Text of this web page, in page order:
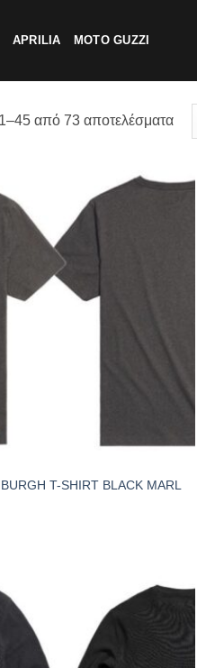
APRILIA MOTO GUZZI
από 73 αποτελέσματα
T-SHIRT BLACK MARL